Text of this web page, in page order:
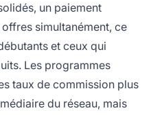
un paiement
offres simultanément, ce
et ceux qui
Les programmes
taux de commission plus
du réseau, mais